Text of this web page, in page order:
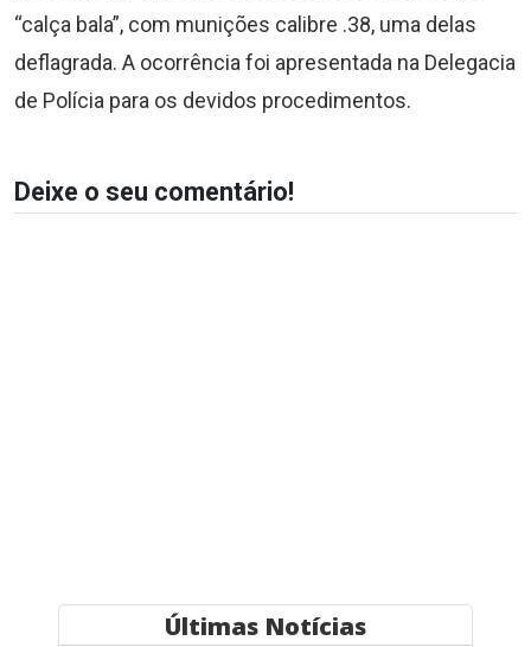
“calça bala”, com munições calibre .38, uma delas
deflagrada. A ocorrência foi apresentada na Delegacia
de Polícia para os devidos procedimentos.
Deixe o seu comentário!
Últimas Notícias